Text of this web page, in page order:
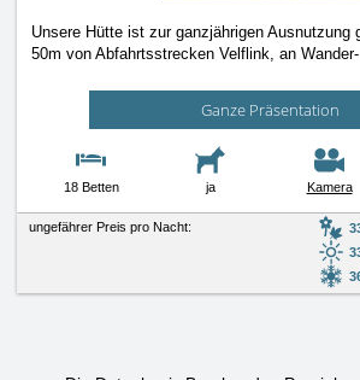
Unsere Hütte ist zur ganzjährigen Ausnutzung
50m von Abfahrtsstrecken Velflink, an Wander-
Ganze Präsentation
18 Betten ja Kamera
ungefährer Preis pro Nacht: